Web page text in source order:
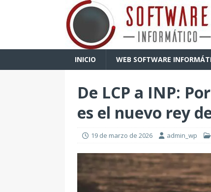
INICIO WEB SOFTWARE
De LCP a INP:
es el nuevo rey
19 de marzo de 2026 admin_wp